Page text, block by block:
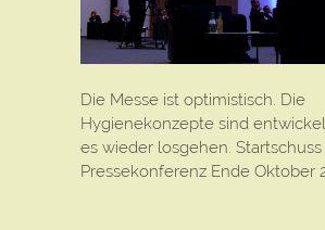
Die Messe ist optimistisch. Die
Hygienekonzepte sind
es wieder losgehen.
Pressekonferenz Ende Oktober